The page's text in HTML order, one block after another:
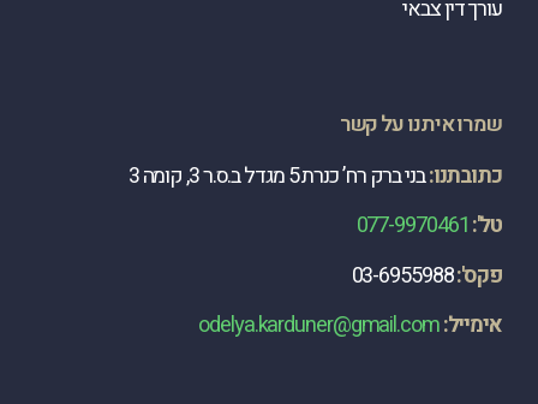
עורך דין צבאי
שמרו איתנו על קשר
כתובתנו:בני ברק רח’ כנרת 5 מגדל ב.ס.ר 3, קומה 3
טל':077-9970461
פקס':03-6955988
​אימייל:odelya.karduner@gmail.com